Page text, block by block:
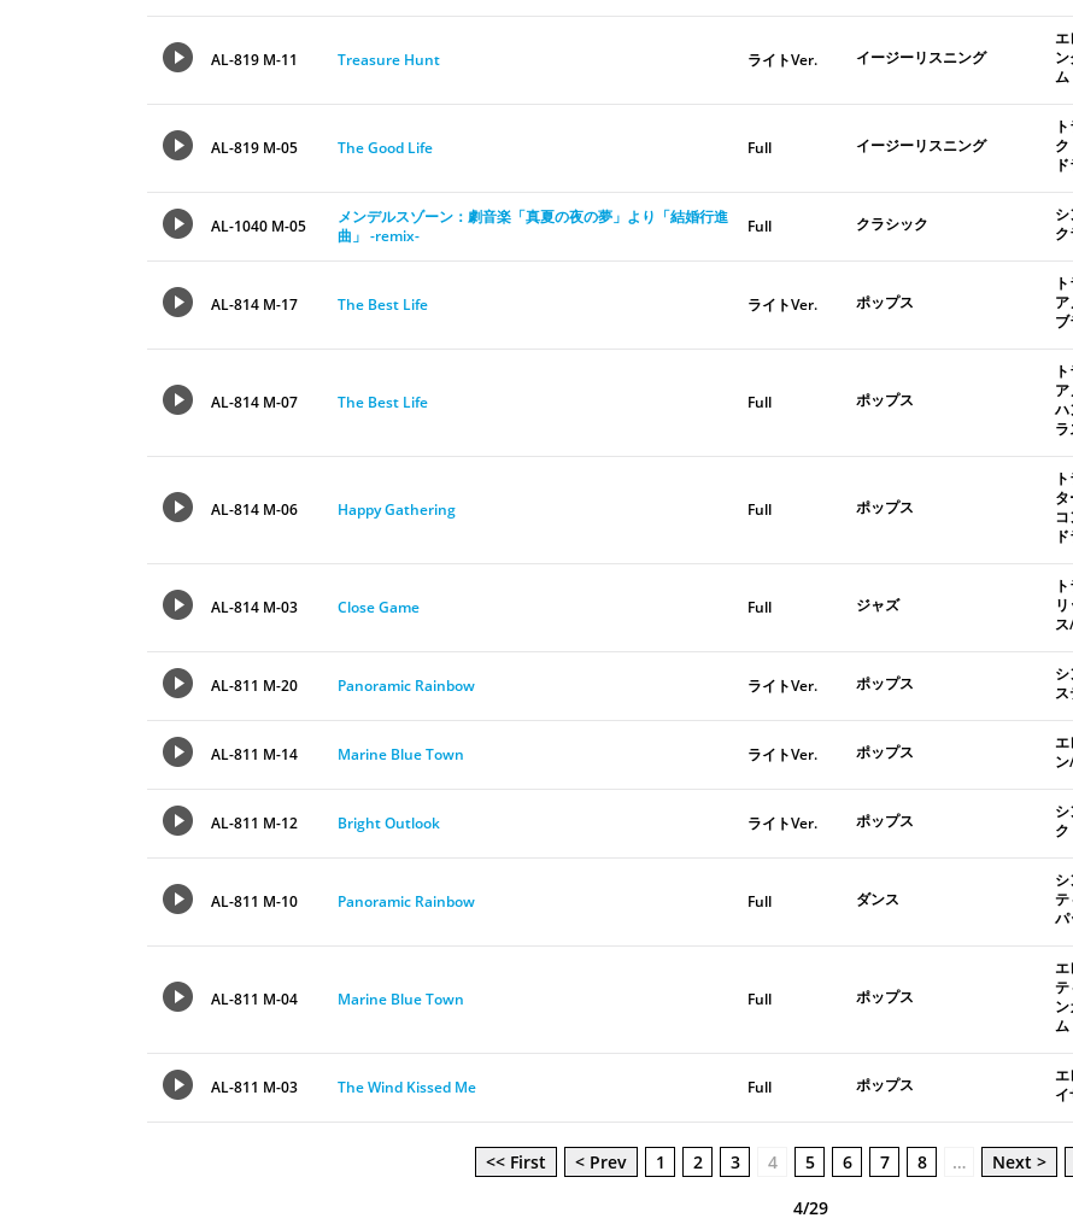
AL-819 M-11 Treasure Hunt ライトVer. イージーリスニング
エ
ム
AL-819 M-05 The Good Life Full イージーリスニング
AL-1040 M-05
メンデルスゾーン：劇音楽「真夏の夜の夢」より「結婚行進
曲」 -remix-
Full クラシック
AL-814 M-17 The Best Life ライトVer. ポップス
AL-814 M-07 The Best Life Full ポップス
ハ
ラ
AL-814 M-06 Happy Gathering Full ポップス
AL-814 M-03 Close Game Full ジャズ
AL-811 M-20 Panoramic Rainbow ライトVer. ポップス
AL-811 M-14 Marine Blue Town ライトVer. ポップス
エ
AL-811 M-12 Bright Outlook ライトVer. ポップス
AL-811 M-10 Panoramic Rainbow Full ダンス
テ
パ
AL-811 M-04 Marine Blue Town Full ポップス
エ
テ
ム
AL-811 M-03 The Wind Kissed Me Full ポップス
エ
<< First < Prev 1 2 3 4 5 6 7 8 … Next >
4/29